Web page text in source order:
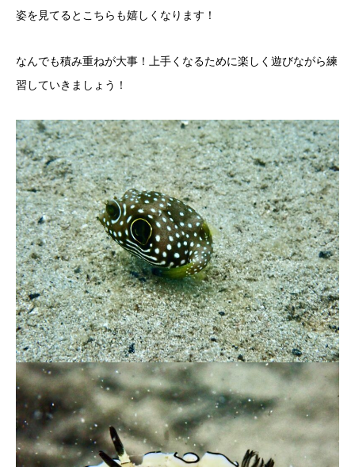
姿を見てるとこちらも嬉しくなります！
なんでも積み重ねが大事！上手くなるために楽しく遊びながら練
習していきましょう！